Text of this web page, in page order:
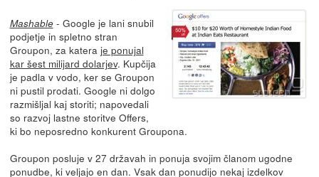
Mashable- Google je lani snubil
podjetje in spletno stran
Groupon, za katera je ponujal
kar šest milijard dolarjev. Kupčija
je padla v vodo, ker se Groupon
ni pustil prodati. Google ni dolgo
razmišljal kaj storiti; napovedali
so razvoj lastne storitve Offers,
ki bo neposredno konkurent Groupona.
Groupon posluje v 27 državah in ponuja svojim članom ugodne
ponudbe, ki veljajo en dan. Vsak dan ponudijo nekaj izdelkov